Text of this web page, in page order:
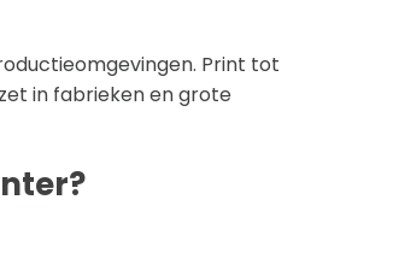
Print tot
in fabrieken en grote